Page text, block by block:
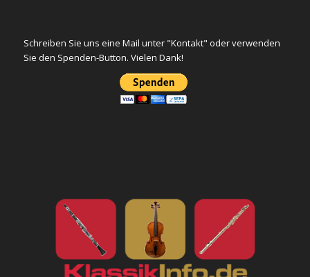
Schreiben Sie uns eine Mail unter "Kontakt" oder verwenden
Sie den Spenden-Button. Vielen Dank!